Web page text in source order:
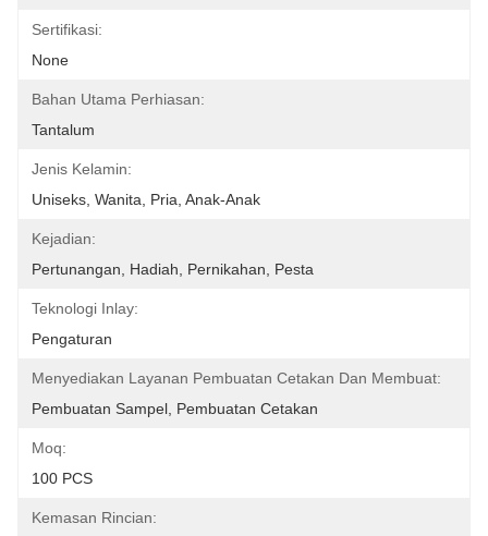
Sertifikasi:
None
Bahan Utama Perhiasan:
Tantalum
Jenis Kelamin:
Uniseks, Wanita, Pria, Anak-Anak
Kejadian:
Pertunangan, Hadiah, Pernikahan, Pesta
Teknologi Inlay:
Pengaturan
Menyediakan Layanan Pembuatan Cetakan Dan Membuat:
Pembuatan Sampel, Pembuatan Cetakan
Moq:
100 PCS
Kemasan Rincian: